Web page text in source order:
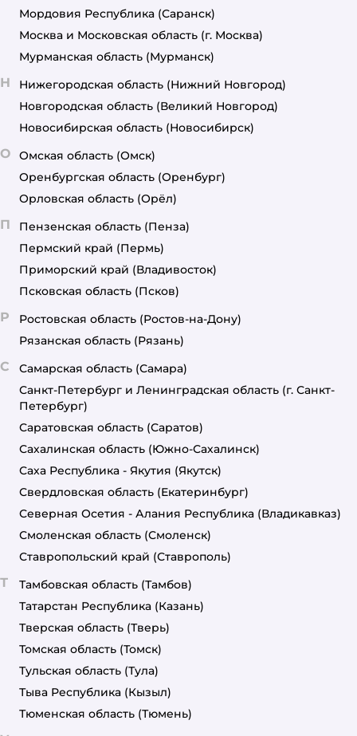
Мордовия Республика (Саранск)
Москва и Московская область (г. Москва)
Мурманская область (Мурманск)
Н Нижегородская область (Нижний Новгород)
Новгородская область (Великий Новгород)
Новосибирская область (Новосибирск)
О Омская область (Омск)
Оренбургская область (Оренбург)
Орловская область (Орёл)
П Пензенская область (Пенза)
Пермский край (Пермь)
Приморский край (Владивосток)
Псковская область (Псков)
Р Ростовская область (Ростов-на-Дону)
Рязанская область (Рязань)
С Самарская область (Самара)
Санкт-Петербург и Ленинградская область (г. Санкт-
Петербург)
Саратовская область (Саратов)
Сахалинская область (Южно-Сахалинск)
Саха Республика - Якутия (Якутск)
Свердловская область (Екатеринбург)
Северная Осетия - Алания Республика (Владикавказ)
Смоленская область (Смоленск)
Ставропольский край (Ставрополь)
Т Тамбовская область (Тамбов)
Татарстан Республика (Казань)
Тверская область (Тверь)
Томская область (Томск)
Тульская область (Тула)
Тыва Республика (Кызыл)
Тюменская область (Тюмень)